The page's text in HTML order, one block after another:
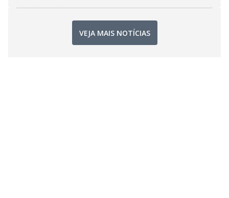
VEJA MAIS NOTÍCIAS